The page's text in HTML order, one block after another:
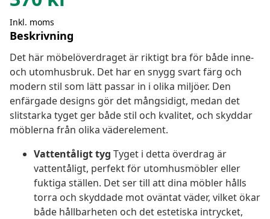
Inkl. moms
Beskrivning
Det här möbelöverdraget är riktigt bra för både inne-
och utomhusbruk. Det har en snygg svart färg och
modern stil som lätt passar in i olika miljöer. Den
enfärgade designs gör det mångsidigt, medan det
slitstarka tyget ger både stil och kvalitet, och skyddar
möblerna från olika väderelement.
Vattentåligt tyg Tyget i detta överdrag är
vattentåligt, perfekt för utomhusmöbler eller
fuktiga ställen. Det ser till att dina möbler hålls
torra och skyddade mot oväntat väder, vilket ökar
både hållbarheten och det estetiska intrycket,